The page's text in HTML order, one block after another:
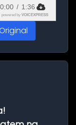
0:00 / 1:36
powered by VOICEXPRESS